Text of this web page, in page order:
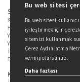
Sitede Yer Alan Sayfalar
Kitaplarımız
Hakkımızda
Yazarlarımız
Yazar Adayları İçin
İletişim
Duygu Asena Roman Ödülü
Kişisel Verilerin
Bu web sitesi
Bu web sitesi
iyileştirmek için
sitemizi kullanmak
Çerez Aydınlatma
vermiş olursunuz.
Daha fazlası